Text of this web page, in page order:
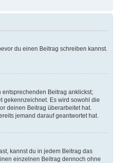
du einen Beitrag schreiben kannst.
Beitrag anklickst;
gekennzeichnet. Es wird sowohl die
deinen Beitrag überarbeitet hat.
jemand darauf geantwortet hat.
kannst du in jedem Beitrag das
einzelnen Beitrag dennoch ohne